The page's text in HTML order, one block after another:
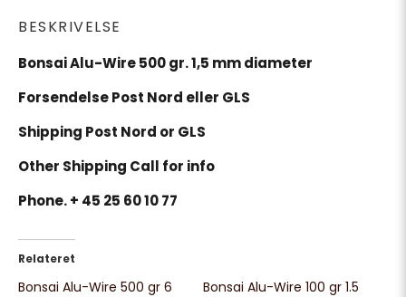
BESKRIVELSE
Bonsai Alu-Wire 500 gr. 1,5 mm diameter
Forsendelse Post Nord eller GLS
Shipping Post Nord or GLS
Other Shipping Call for info
Phone. + 45 25 60 10 77
Relateret
Bonsai Alu-Wire 500 gr 6
Bonsai Alu-Wire 100 gr 1.5